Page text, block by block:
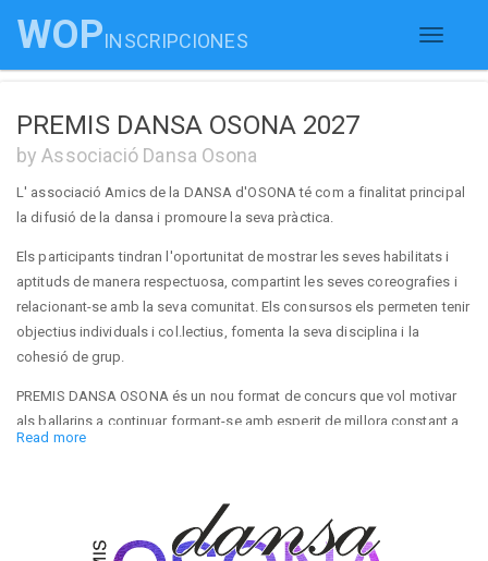
Toggle
WOPINSCRIPCIONES
PREMIS DANSA OSONA 2027
by Associació Dansa Osona
L' associació Amics de la DANSA d'OSONA té com a finalitat principal
la difusió de la dansa i promoure la seva pràctica.
Els participants tindran l'oportunitat de mostrar les seves habilitats i
aptituds de manera respectuosa, compartint les seves coreografies i
relacionant-se amb la seva comunitat. Els consursos els permeten tenir
objectius individuals i col.lectius, fomenta la seva disciplina i la
cohesió de grup.
PREMIS DANSA OSONA és un nou format de concurs que vol motivar
als ballarins a continuar formant-se amb esperit de millora constant a
través del reconeixement al seu esforç.
La asociación Amics de la DANSA d'OSONA tiene como finalidad
principal la difusión de la danza y promover su práctica.
Read more